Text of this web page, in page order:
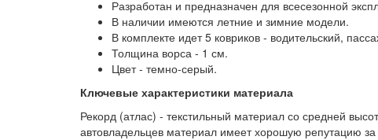
Разработан и предназначен для всесезонной
В наличии имеются летние и зимние модели.
В комплекте идет 5 ковриков - водительский,
Толщина ворса - 1 см.
Цвет - темно-серый.
Ключевые характеристики материала
Рекорд (атлас) - текстильный материал со средней
автовладельцев материал имеет хорошую репутацию за